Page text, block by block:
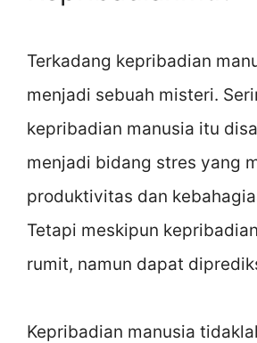
Terkadang kepribadian
menjadi sebuah misteri.
kepribadian manusia itu
menjadi bidang stres yang
produktivitas dan
Tetapi meskipun
rumit, namun dapat
Kepribadian manusia